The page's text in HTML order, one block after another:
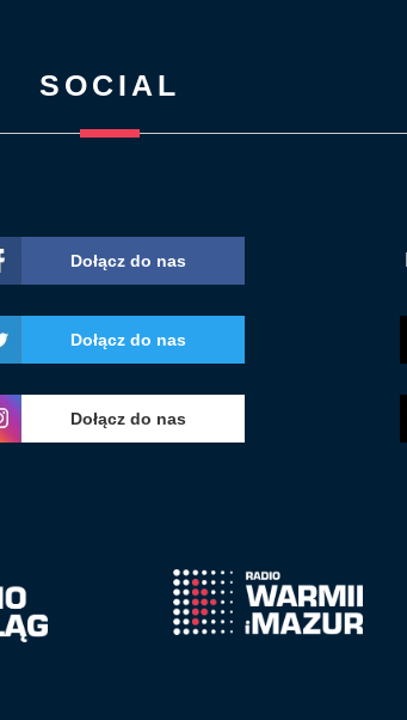
SOCIAL
Dołącz do nas
Dołącz do nas
Dołącz do nas